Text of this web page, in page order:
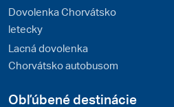
Dovolenka Chorvátsko
letecky
Lacná dovolenka
Chorvátsko autobusom
Obľúbené destinácie